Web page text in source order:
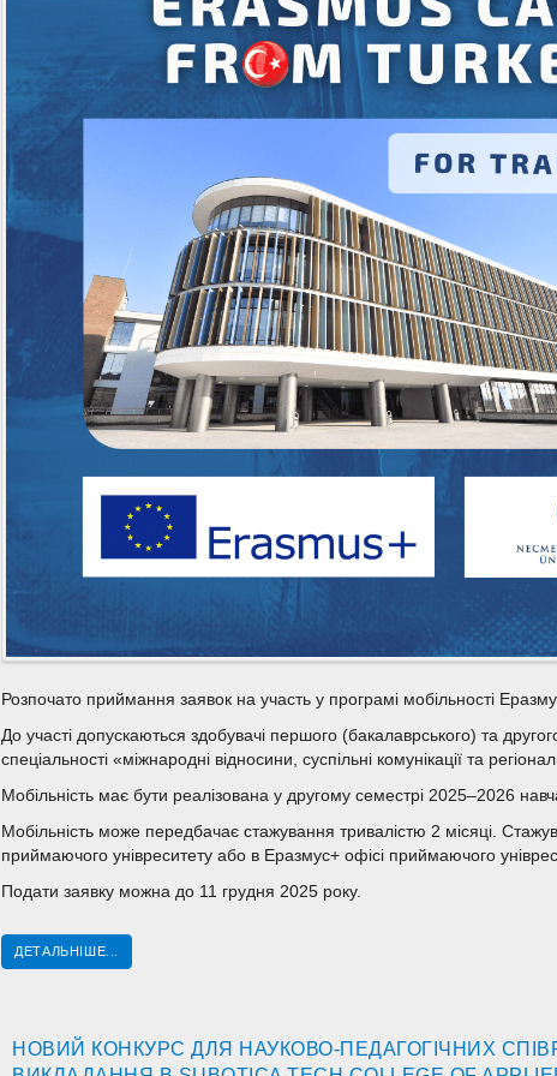
Розпочато приймання заявок на участь у програмі мобільності
До участі допускаються здобувачі першого (бакалаврського) та
спеціальності «міжнародні відносини, суспільні комунікації та
Мобільність має бути реалізована у другому семестрі 2025–2026
Мобільність може передбачає стажування тривалістю 2 місяці.
приймаючого унівреситету або в Еразмус+ офісі приймаючого
Подати заявку можна до 11 грудня 2025 року.
ДЕТАЛЬНІШЕ...
НОВИЙ КОНКУРС ДЛЯ НАУКОВО-ПЕДАГОГІЧНИХ